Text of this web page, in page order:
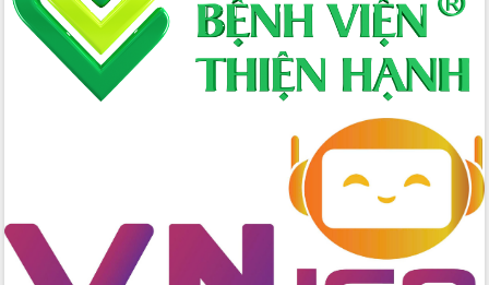
Hội nghị lần thứ tư Ban Chỉ đạo công
tác bầu cử tỉnh Đắk Lắk
Hội nghị Báo cáo viên Trung ương
tháng 01/2026
Tập trung giải phóng mặt bằng, đẩy
nhanh tiến độ Tuyến đường bộ ven
biển